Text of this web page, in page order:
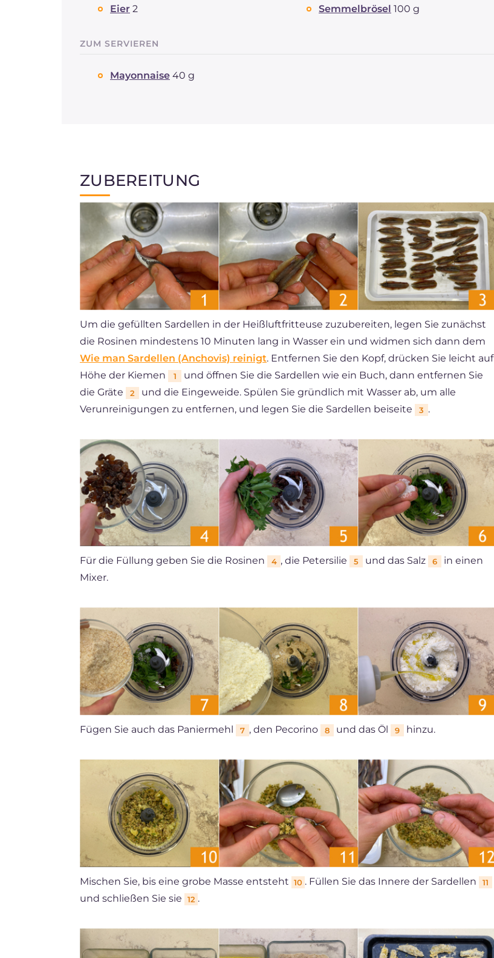
Eier 2 Semmelbrösel 100 g
ZUM SERVIEREN
Mayonnaise 40 g
ZUBEREITUNG
Um die gefüllten Sardellen in der Heißluftfritteuse zuzubereiten, legen Sie zunächst
die Rosinen mindestens 10 Minuten lang in Wasser ein und widmen sich dann dem
Wie man Sardellen (Anchovis) reinigt. Entfernen Sie den Kopf, drücken Sie leicht auf
Höhe der Kiemen
1
und öffnen Sie die Sardellen wie ein Buch, dann entfernen Sie
die Gräte
2
und die Eingeweide. Spülen Sie gründlich mit Wasser ab, um alle
Verunreinigungen zu entfernen, und legen Sie die Sardellen beiseite
3 .
Für die Füllung geben Sie die Rosinen 4 , die Petersilie 5 und das Salz 6
in einen
Mixer.
Fügen Sie auch das Paniermehl 7 , den Pecorino 8 und das Öl 9 hinzu.
Mischen Sie, bis eine grobe Masse entsteht 10 . Füllen Sie das Innere der Sardellen 11
und schließen Sie sie 12 .